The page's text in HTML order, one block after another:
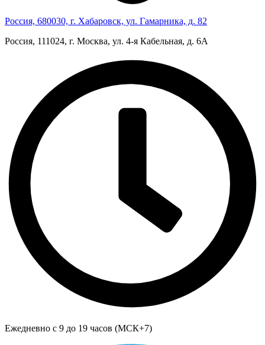
Россия, 680030, г. Хабаровск, ул. Гамарника, д. 82
Россия, 111024, г. Москва, ул. 4‑я Кабельная, д. 6А
Ежедневно с 9 до 19 часов (МСК+7)